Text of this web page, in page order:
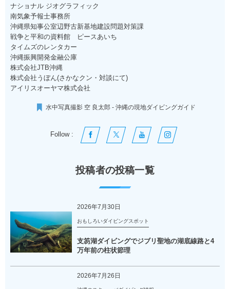
ナショナル ジオグラフィック
南気象予報士事務所
沖縄県知事公室辺野古新基地建設問題対策課
戦争と平和の資料館 ピースあいち
タイムズのレンタカー
沖縄振興開発金融公庫
株式会社JTB沖縄
株式会社うぼん(さかなクン・対談にて)
アイリスオーヤマ株式会社
水中写真撮影 空 良太郎 - 沖縄の現地ダイビングガイド
Follow :
投稿者の投稿一覧
2026年7月30日
おもしろいダイビングスポット
支笏湖ダイビングでジブリ聖地の湖底線路と4
万年前の柱状節理
2026年7月26日